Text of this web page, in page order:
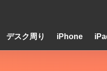
デスク周り iPhone